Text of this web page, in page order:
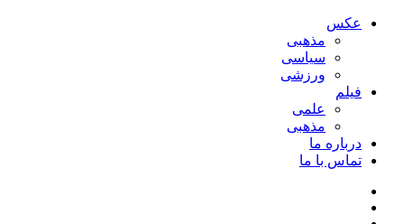
عکس
مذهبی
سیاسی
ورزشی
فیلم
علمی
مذهبی
درباره ما
تماس با ما